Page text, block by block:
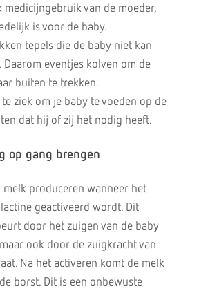
medicijngebruik van de moeder,
is voor de baby.
tepels die de baby niet kan
Daarom eventjes kolven om de
buiten te trekken.
ziek om je baby te voeden op de
dat hij of zij het nodig heeft.
op gang brengen
melk produceren wanneer het
geactiveerd wordt. Dit
door het zuigen van de baby
ook door de zuigkracht van
Na het activeren komt de melk
borst. Dit is een onbewuste